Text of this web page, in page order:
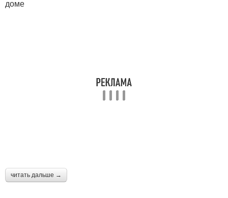
доме
читать дальше →